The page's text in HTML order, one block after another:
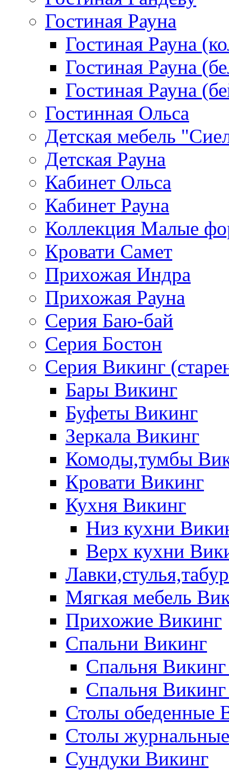
Гостиная Рауна
Гостиная Рауна
Гостиная Рауна
Гостиная Рауна
Гостинная Ольса
Детская мебель
Детская Рауна
Кабинет Ольса
Кабинет Рауна
Коллекция Малые
Кровати Самет
Прихожая Индра
Прихожая Рауна
Серия Баю-бай
Серия Бостон
Серия Викинг
Бары Викинг
Буфеты Викинг
Зеркала Викинг
Комоды,тумбы
Кровати Викинг
Кухня Викинг
Низ кухни
Верх кухни
Мягкая мебель
Прихожие Викинг
Спальни Викинг
Спальня
Спальня
Столы обеденные
Столы
Сундуки Викинг